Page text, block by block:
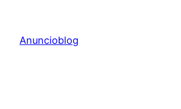
contenu
Anuncioblog